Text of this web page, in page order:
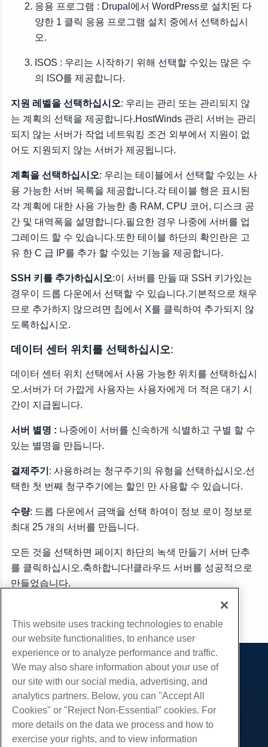
응용 프로그램 : Drupal에서 WordPress로 설치된 다
양한 1 클릭 응용 프로그램 설치 중에서 선택하십시
오.
ISOS : 우리는 시작하기 위해 선택할 수있는 많은 수
의 ISO를 제공합니다.
지원 레벨을 선택하십시오: 우리는 관리 또는 관리되지 않
는 계획의 선택을 제공합니다.HostWinds 관리 서버는 관리
되지 않는 서버가 작업 네트워킹 조건 외부에서 지원이 없
어도 지원되지 않는 서버가 제공됩니다.
계획을 선택하십시오: 우리는 테이블에서 선택할 수있는 사
용 가능한 서버 목록을 제공합니다.각 테이블 행은 표시된
각 계획에 대한 사용 가능한 총 RAM, CPU 코어, 디스크 공
간 및 대역폭을 설명합니다.필요한 경우 나중에 서버를 업
그레이드 할 수 있습니다.또한 테이블 하단의 확인란은 고
유 한 C 급 IP를 추가 할 수있는 기능을 제공합니다.
SSH 키를 추가하십시오:이 서버를 만들 때 SSH 키가있는
경우이 드롭 다운에서 선택할 수 있습니다.기본적으로 채우
므로 추가하지 않으려면 칩에서 X를 클릭하여 추가되지 않
도록하십시오.
데이터 센터 위치를 선택하십시오:
데이터 센터 위치 선택에서 사용 가능한 위치를 선택하십시
오.서버가 더 가깝게 사용자는 사용자에게 더 적은 대기 시
간이 지급됩니다.
서버 별명 : 나중에이 서버를 신속하게 식별하고 구별 할 수
있는 별명을 만듭니다.
결제주기 : 사용하려는 청구주기의 유형을 선택하십시오.선
택한 첫 번째 청구주기에는 할인 만 사용할 수 있습니다.
수량: 드롭 다운에서 금액을 선택 하여이 정보 로이 정보로
최대 25 개의 서버를 만듭니다.
모든 것을 선택하면 페이지 하단의 녹색 만들기 서버 단추
를 클릭하십시오.축하합니다!클라우드 서버를 성공적으로
만들었습니다.
제품
웹 호스팅
비즈니스 호스팅
리셀러 호스팅
화이트 라벨 리셀러
서비스
웹 사이트 마이그레이션
커뮤니티
제품 문서
This website uses tracking technologies to enable
our website functionalities, to enhance user
experience or to analyze performance and traffic.
We may also share information about your use of
our site with our social media, advertising, and
analytics partners. Below, you can "Accept All
Cookies" or "Reject Non-Essential" cookies. For
more details on the data we process and how to
exercise your rights, and to view information